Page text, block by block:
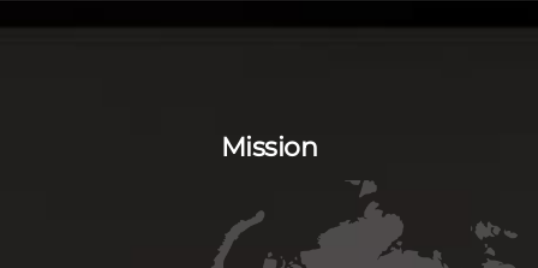
Mission